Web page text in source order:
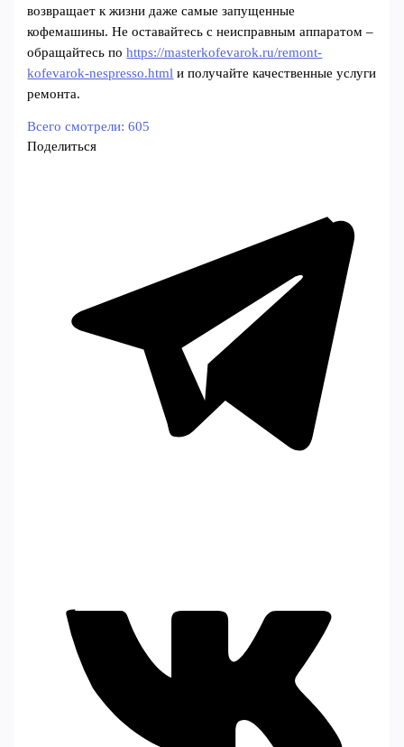
возвращает к жизни даже самые запущенные
кофемашины. Не оставайтесь с неисправным аппаратом –
обращайтесь поhttps://masterkofevarok.ru/remont-
kofevarok-nespresso.html и получайте качественные услуги
ремонта.
Всего смотрели: 605
Поделиться